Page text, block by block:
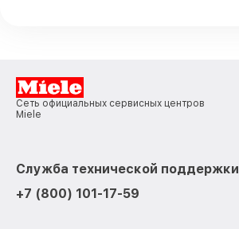
Сеть официальных сервисных центров
Miele
Служба технической поддержки
+7 (800) 101-17-59